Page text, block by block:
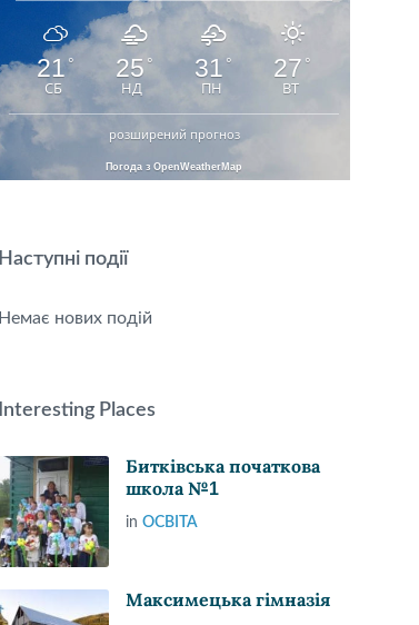
21 °
СБ
25 °
НД
31 °
ПН
27 °
ВТ
розширений прогноз
Погода з OpenWeatherMap
Наступні події
Немає нових подій
Interesting Places
Битківська початкова
школа №1
inОСВІТА
Максимецька гімназія